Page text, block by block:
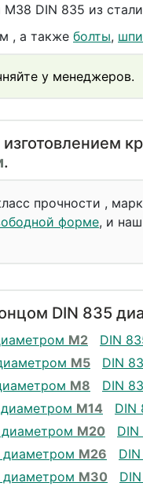
DIN 835 из
, а также болты,
у менеджеров.
.
прочности ,
форме, и
DIN 835
М2 DIN
М5 DIN
М8 DIN
М14 DIN
М20
диаметром М26
диаметром М30